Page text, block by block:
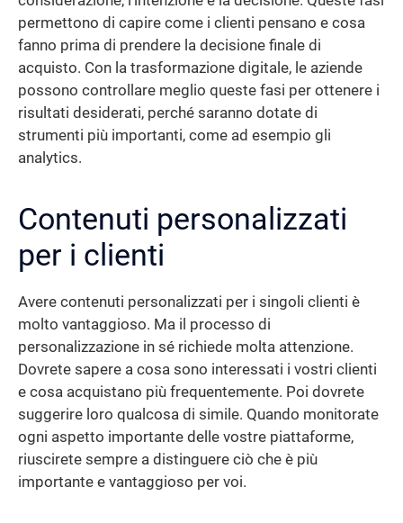
permettono di capire come i clienti pensano e cosa
fanno prima di prendere la decisione finale di
acquisto. Con la trasformazione digitale, le aziende
possono controllare meglio queste fasi per ottenere i
risultati desiderati, perché saranno dotate di
strumenti più importanti, come ad esempio gli
analytics.
Contenuti personalizzati
per i clienti
Avere contenuti personalizzati per i singoli clienti è
molto vantaggioso. Ma il processo di
personalizzazione in sé richiede molta attenzione.
Dovrete sapere a cosa sono interessati i vostri clienti
e cosa acquistano più frequentemente. Poi dovrete
suggerire loro qualcosa di simile. Quando monitorate
ogni aspetto importante delle vostre piattaforme,
riuscirete sempre a distinguere ciò che è più
importante e vantaggioso per voi.